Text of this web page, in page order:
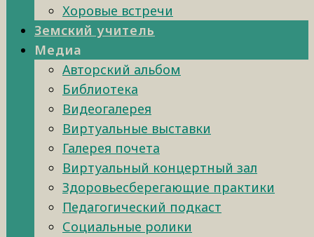
Хоровые встречи
Земский учитель
Медиа
Авторский альбом
Библиотека
Видеогалерея
Виртуальные выставки
Галерея почета
Виртуальный концертный зал
Здоровьесберегающие практики
Педагогический подкаст
Социальные ролики